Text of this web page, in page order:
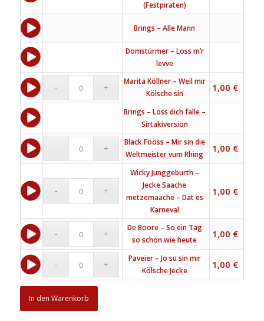
(Festpiraten)
Brings – Alle Mann
Domstürmer – Loss m’r
levve
Marita Köllner – Weil mir
Kölsche sin
1,00 €
Brings – Loss dich falle –
Sirtakiversion
Bläck Fööss – Mir sin die
Weltmeister vum Rhing
1,00 €
Wicky Junggeburth –
Jecke Saache
metzemaache – Dat es
Karneval
1,00 €
De Boore – So ein Tag
so schön wie heute
1,00 €
Paveier – Jo su sin mir
Kölsche Jecke
1,00 €
In den Warenkorb